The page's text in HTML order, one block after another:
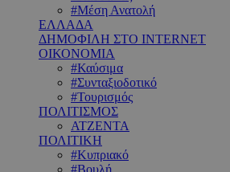
#Μέση Ανατολή
ΕΛΛΑΔΑ
ΔΗΜΟΦΙΛΗ ΣΤΟ INTERNET
ΟΙΚΟΝΟΜΙΑ
#Καύσιμα
#Συνταξιοδοτικό
#Τουρισμός
ΠΟΛΙΤΙΣΜΟΣ
ΑΤΖΕΝΤΑ
ΠΟΛΙΤΙΚΗ
#Κυπριακό